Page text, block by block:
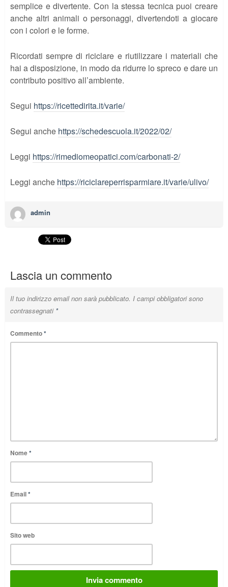
semplice e divertente. Con la stessa tecnica puoi creare
anche altri animali o personaggi, divertendoti a giocare
con i colori e le forme.
Ricordati sempre di riciclare e riutilizzare i materiali che
hai a disposizione, in modo da ridurre lo spreco e dare un
contributo positivo all’ambiente.
Segui https://ricettedirita.it/varie/
Segui anche https://schedescuola.it/2022/02/
Leggi https://rimediomeopatici.com/carbonati-2/
Leggi anche https://riciclareperrisparmiare.it/varie/ulivo/
admin
Lascia un commento
Il tuo indirizzo email non sarà pubblicato. I campi obbligatori sono
contrassegnati *
Commento*
Nome*
Email*
Sito web